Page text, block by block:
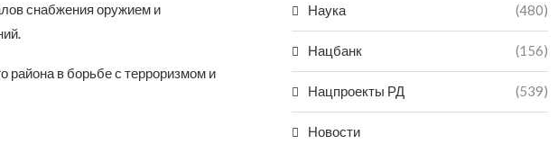
снабжения оружием и
района в борьбе с терроризмом и
Наука (480)
Нацбанк (156)
Нацпроекты РД (539)
Новости